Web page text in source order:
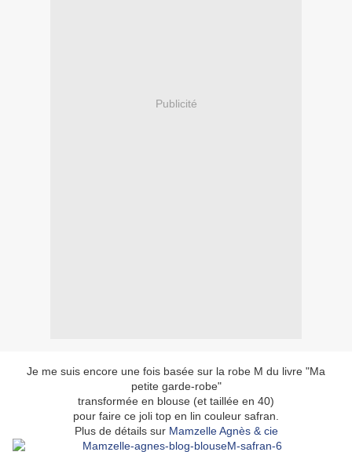
Publicité
Je me suis encore une fois basée sur la robe M du livre "Ma
petite garde-robe"
transformée en blouse (et taillée en 40)
pour faire ce joli top en lin couleur safran.
Plus de détails sur Mamzelle Agnès & cie